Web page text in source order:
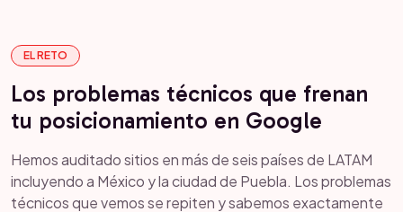
EL RETO
Los problemas técnicos que frenan
tu posicionamiento en Google
Hemos auditado sitios en más de seis países de LATAM
incluyendo a México y la ciudad de Puebla. Los problemas
técnicos que vemos se repiten y sabemos exactamente